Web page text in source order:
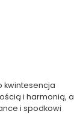
kwintesencja
i harmonią, a
i spodkowi